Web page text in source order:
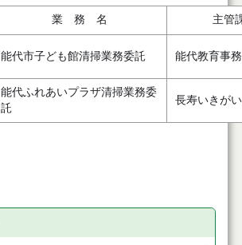
業 務 名 主管
能代市子ども館清掃業務委託 能代教育事
能代ふれあいプラザ清掃業務委
託
長寿いきが